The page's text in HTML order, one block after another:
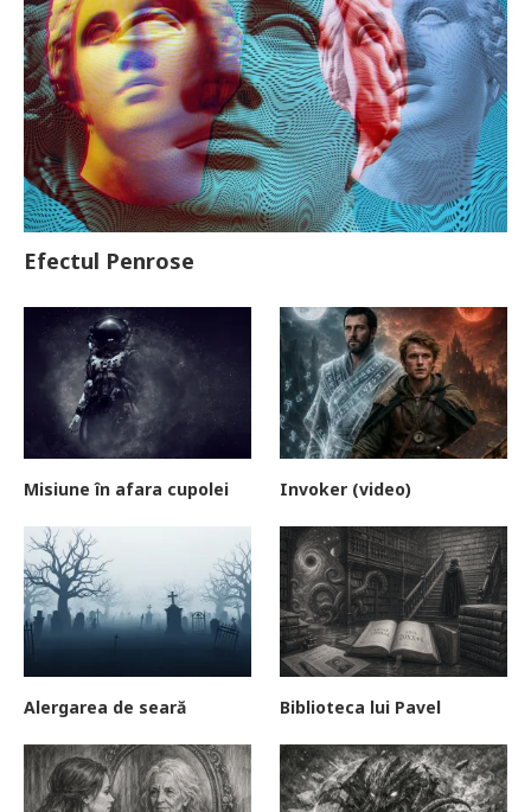
Efectul Penrose
Misiune în afara cupolei Invoker (video)
Alergarea de seară Biblioteca lui Pavel